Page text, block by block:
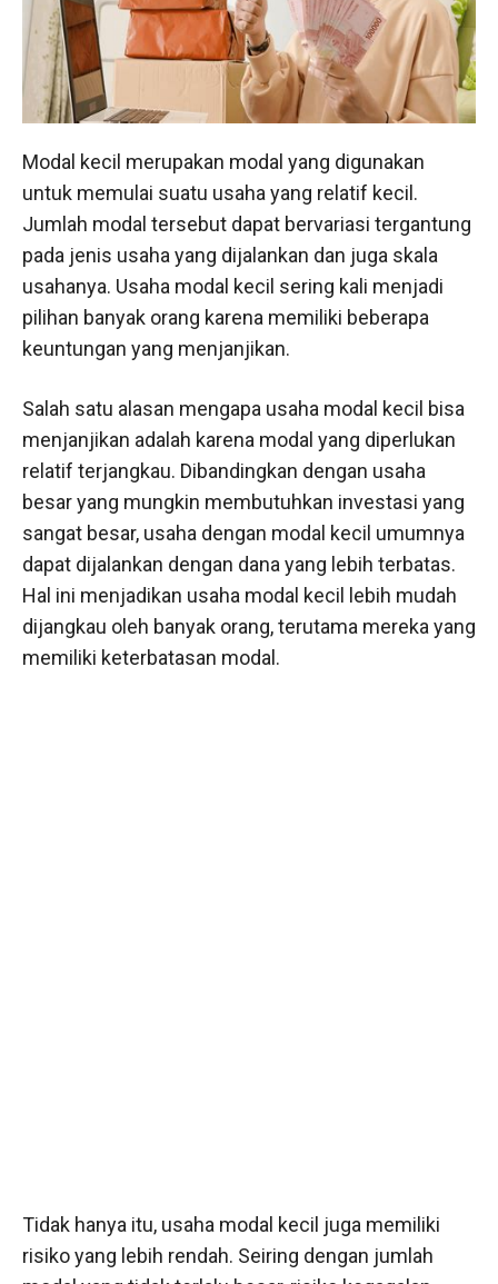
Modal kecil merupakan modal yang digunakan
untuk memulai suatu usaha yang relatif kecil.
Jumlah modal tersebut dapat bervariasi tergantung
pada jenis usaha yang dijalankan dan juga skala
usahanya. Usaha modal kecil sering kali menjadi
pilihan banyak orang karena memiliki beberapa
keuntungan yang menjanjikan.
Salah satu alasan mengapa usaha modal kecil bisa
menjanjikan adalah karena modal yang diperlukan
relatif terjangkau. Dibandingkan dengan usaha
besar yang mungkin membutuhkan investasi yang
sangat besar, usaha dengan modal kecil umumnya
dapat dijalankan dengan dana yang lebih terbatas.
Hal ini menjadikan usaha modal kecil lebih mudah
dijangkau oleh banyak orang, terutama mereka yang
memiliki keterbatasan modal.
Tidak hanya itu, usaha modal kecil juga memiliki
risiko yang lebih rendah. Seiring dengan jumlah